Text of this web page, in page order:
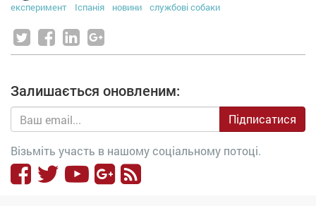
експеримент
Іспанія новини службові собаки
Залишається оновленим:
Підписатися
Візьміть участь в нашому соціальному потоці.